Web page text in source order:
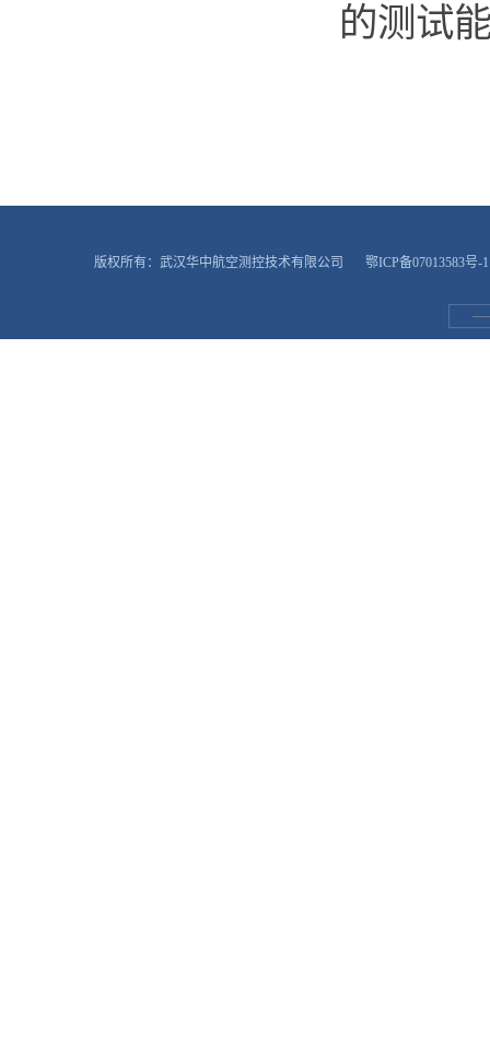
的测试
版权所有：武汉华中航空测控技术有限公司 鄂ICP备07013583号-1